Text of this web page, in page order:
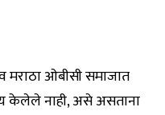
मराठा ओबीसी समाजात
केलेले नाही, असे असताना